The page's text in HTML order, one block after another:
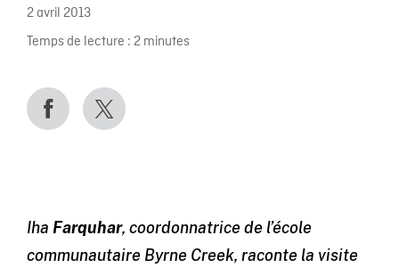
2 avril 2013
Temps de lecture : 2 minutes
Iha Farquhar, coordonnatrice de l’école
communautaire Byrne Creek, raconte la visite